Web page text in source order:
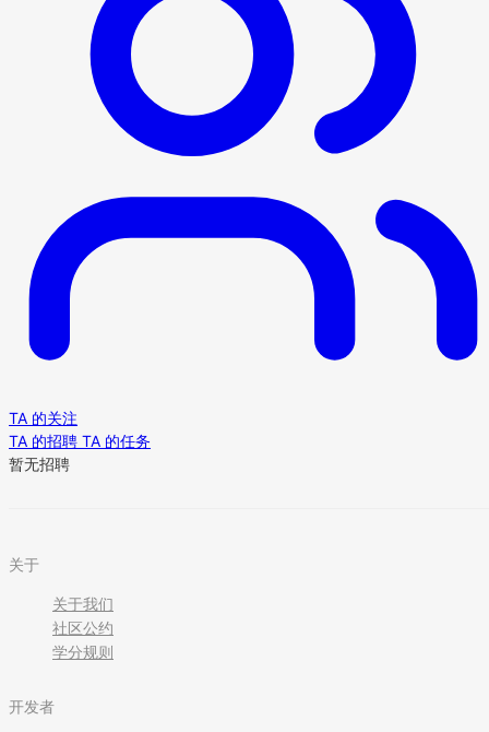
TA 的关注
TA 的招聘 TA 的任务
暂无招聘
关于
关于我们
社区公约
学分规则
开发者